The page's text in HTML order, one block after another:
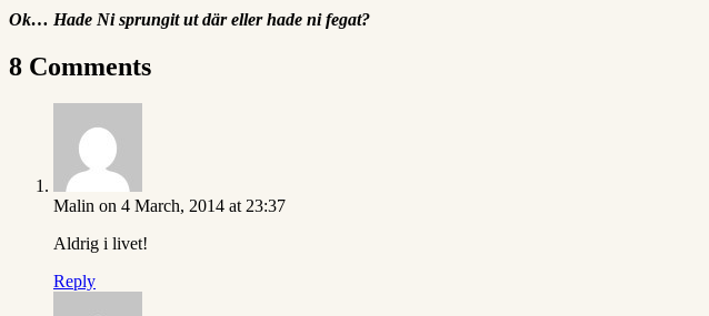
Ok… Hade Ni sprungit ut där eller hade ni fegat?
8 Comments
Malin on 4 March, 2014 at 23:37
Aldrig i livet!
Reply